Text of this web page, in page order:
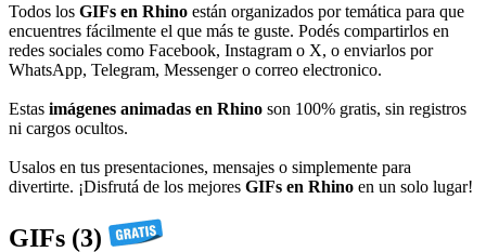
Todos los GIFs en Rhino están organizados por temática para que
encuentres fácilmente el que más te guste. Podés compartirlos en
redes sociales como Facebook, Instagram o X, o enviarlos por
WhatsApp, Telegram, Messenger o correo electronico.
Estas imágenes animadas en Rhino son 100% gratis, sin registros
ni cargos ocultos.
Usalos en tus presentaciones, mensajes o simplemente para
divertirte. ¡Disfrutá de los mejores GIFs en Rhino en un solo lugar!
GIFs (3)